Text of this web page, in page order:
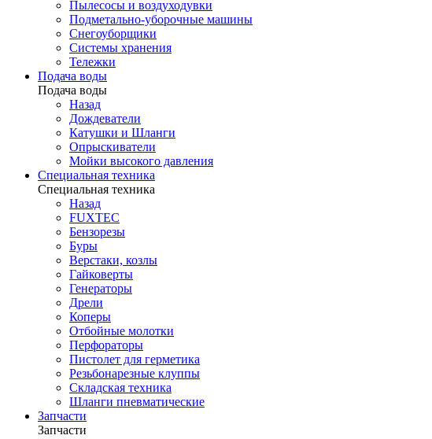
Пылесосы и воздуходувки
Подметально-уборочные машины
Снегоуборщики
Системы хранения
Тележки
Подача воды
Подача воды
Назад
Дождеватели
Катушки и Шланги
Опрыскиватели
Мойки высокого давления
Специальная техника
Специальная техника
Назад
FUXTEC
Бензорезы
Буры
Верстаки, козлы
Гайковерты
Генераторы
Дрели
Коперы
Отбойные молотки
Перфораторы
Пистолет для герметика
Резьбонарезные клуппы
Складская техника
Шланги пневматические
Запчасти
Запчасти